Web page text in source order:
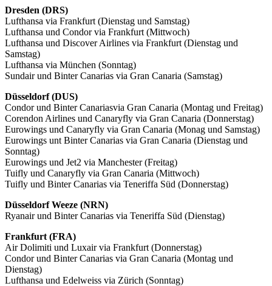
Dresden (DRS)
Lufthansa via Frankfurt (Dienstag und Samstag)
Lufthansa und Condor via Frankfurt (Mittwoch)
Lufthansa und Discover Airlines via Frankfurt (Dienstag und
Samstag)
Lufthansa via München (Sonntag)
Sundair und Binter Canarias via Gran Canaria (Samstag)
Düsseldorf (DUS)
Condor und Binter Canariasvia Gran Canaria (Montag und Freitag)
Corendon Airlines und Canaryfly via Gran Canaria (Donnerstag)
Eurowings und Canaryfly via Gran Canaria (Monag und Samstag)
Eurowings unt Binter Canarias via Gran Canaria (Dienstag und
Sonntag)
Eurowings und Jet2 via Manchester (Freitag)
Tuifly und Canaryfly via Gran Canaria (Mittwoch)
Tuifly und Binter Canarias via Teneriffa Süd (Donnerstag)
Düsseldorf Weeze (NRN)
Ryanair und Binter Canarias via Teneriffa Süd (Dienstag)
Frankfurt (FRA)
Air Dolimiti und Luxair via Frankfurt (Donnerstag)
Condor und Binter Canarias via Gran Canaria (Montag und
Dienstag)
Lufthansa und Edelweiss via Zürich (Sonntag)